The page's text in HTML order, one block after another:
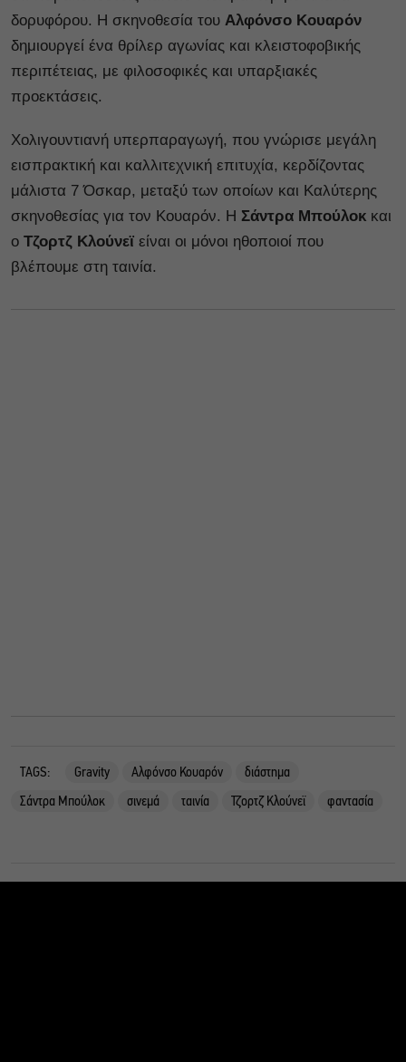
δορυφόρου. Η σκηνοθεσία του Αλφόνσο Κουαρόν
δημιουργεί ένα θρίλερ αγωνίας και κλειστοφοβικής
περιπέτειας, με φιλοσοφικές και υπαρξιακές
προεκτάσεις.
Χολιγουντιανή υπερπαραγωγή, που γνώρισε μεγάλη
εισπρακτική και καλλιτεχνική επιτυχία, κερδίζοντας
μάλιστα 7 Όσκαρ, μεταξύ των οποίων και Καλύτερης
σκηνοθεσίας για τον Κουαρόν. Η Σάντρα Μπούλοκ και
ο Τζορτζ Κλούνεϊ είναι οι μόνοι ηθοποιοί που
βλέπουμε στη ταινία.
TAGS: Gravity Αλφόνσο Κουαρόν
διάστημα
Σάντρα Μπούλοκ
σινεμά ταινία Τζορτζ Κλούνεϊ φαντασία